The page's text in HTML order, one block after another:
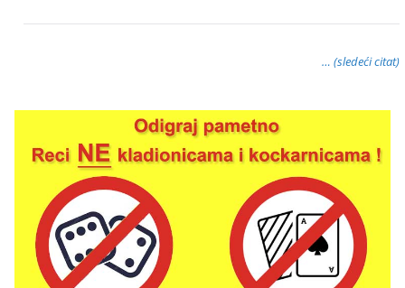
… (sledeći citat)